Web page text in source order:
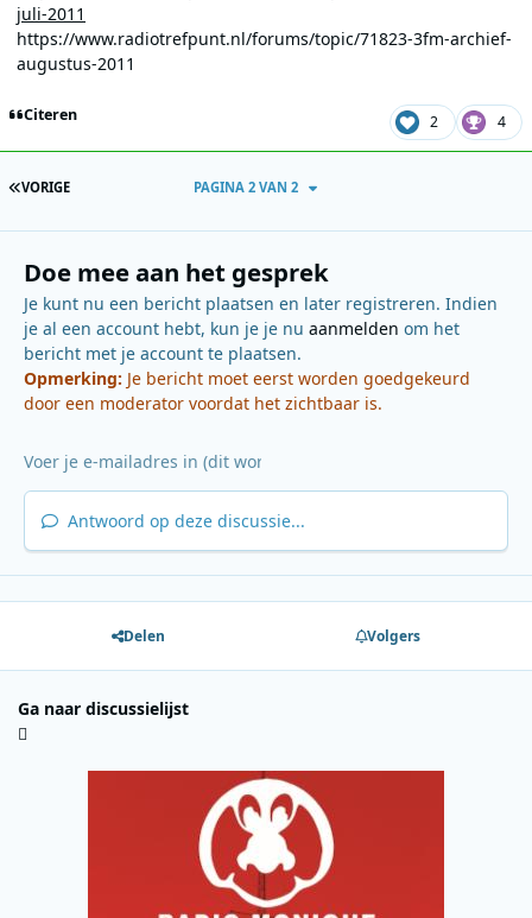
juli-2011
https://www.radiotrefpunt.nl/forums/topic/71823-3fm-archief-
augustus-2011
Citeren 2 4
EERSTE PAGINA
VORIGE PAGINA 2 VAN 2
Doe mee aan het gesprek
Je kunt nu een bericht plaatsen en later registreren. Indien
je al een account hebt, kun je je nu aanmelden om het
bericht met je account te plaatsen.
Opmerking: Je bericht moet eerst worden goedgekeurd
door een moderator voordat het zichtbaar is.
Antwoord op deze discussie...
Delen Volgers
Ga naar discussielijst